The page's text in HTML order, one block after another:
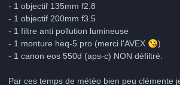
- 1 objectif 135mm f2.8
- 1 objectif 200mm f3.5
- 1 filtre anti pollution lumineuse
- 1 monture heq-5 pro (merci l'AVEX 😘)
- 1 canon eos 550d (aps-c) NON défiltré.
Par ces temps de météo bien peu clémente